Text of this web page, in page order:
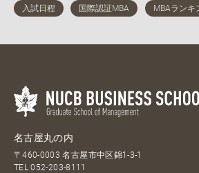
名古屋丸の内
〒460-0003 名古屋市中区錦1-3-1
TEL052-203-8111